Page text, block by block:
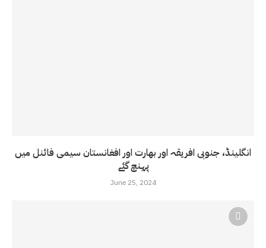
انگلینڈ، جنوبی افریقہ اور بھارت اور افغانستان سیمی فائنل میں
پہنچ گئے
June 25, 2024